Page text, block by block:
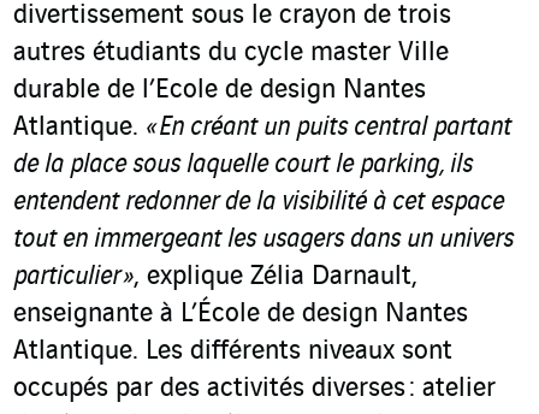
divertissement sous le crayon de trois
autres étudiants du cycle master Ville
durable de l’Ecole de design Nantes
Atlantique. « En créant un puits central partant
de la place sous laquelle court le parking, ils
entendent redonner de la visibilité à cet espace
tout en immergeant les usagers dans un univers
particulier », explique Zélia Darnault,
enseignante à L’École de design Nantes
Atlantique. Les différents niveaux sont
occupés par des activités diverses : atelier